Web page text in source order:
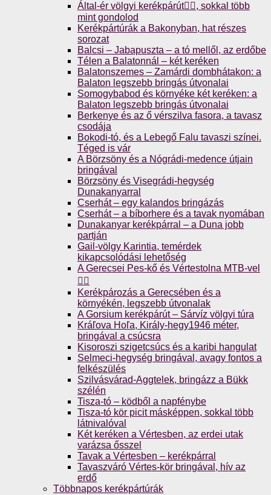
Által-ér völgyi kerékpárút🚴‍♀️, sokkal több
mint gondolod
Kerékpártúrák a Bakonyban, hat részes
sorozat
Balcsi – Jabapuszta – a tó mellől, az erdőbe
Télen a Balatonnál – két keréken
Balatonszemes – Zamárdi dombhátakon: a
Balaton legszebb bringás útvonalai
Somogybabod és környéke két keréken: a
Balaton legszebb bringás útvonalai
Berkenye és az ő vérszilva fasora, a tavasz
csodája
Bokodi-tó, és a Lebegő Falu tavaszi színei.
Téged is vár
A Börzsöny és a Nógrádi-medence útjain
bringával
Börzsöny és Visegrádi-hegység
Dunakanyarral
Cserhát – egy kalandos bringázás
Cserhát – a bíborhere és a tavak nyomában
Dunakanyar kerékpárral – a Duna jobb
partján
Gail-völgy Karintia, temérdek
kikapcsolódási lehetőség
A Gerecsei Pes-kő és Vértestolna MTB-vel
🚴‍♀️
Kerékpározás a Gerecsében és a
környékén, legszebb útvonalak
A Gorsium kerékpárút – Sárvíz völgyi túra
Kráľova Hoľa, Király-hegy1946 méter,
bringával a csúcsra
Kisoroszi szigetcsúcs és a karibi hangulat
Selmeci-hegység bringával, avagy fontos a
felkészülés
Szilvásvárad-Aggtelek, bringázz a Bükk
szélén
Tisza-tó – ködből a napfénybe
Tisza-tó kör picit másképpen, sokkal több
látnivalóval
Két keréken a Vértesben, az erdei utak
varázsa ősszel
Tavak a Vértesben – kerékpárral
Tavaszváró Vértes-kör bringával, hív az
erdő
Többnapos kerékpártúrák